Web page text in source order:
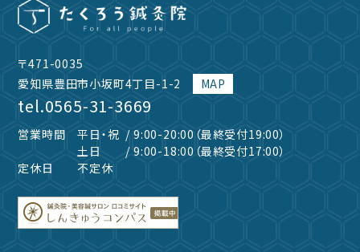
〒471-0035
愛知県豊田市小坂町4丁目-1-2
MAP
tel.0565-31-3669
営業時間 平日・祝 / 9:00-20:00（最終受付19:00）
土日
/ 9:00-18:00（最終受付17:00）
定休日
不定休